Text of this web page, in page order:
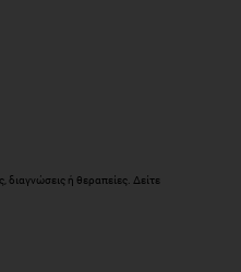
διαγνώσεις ή θεραπείες. Δείτε